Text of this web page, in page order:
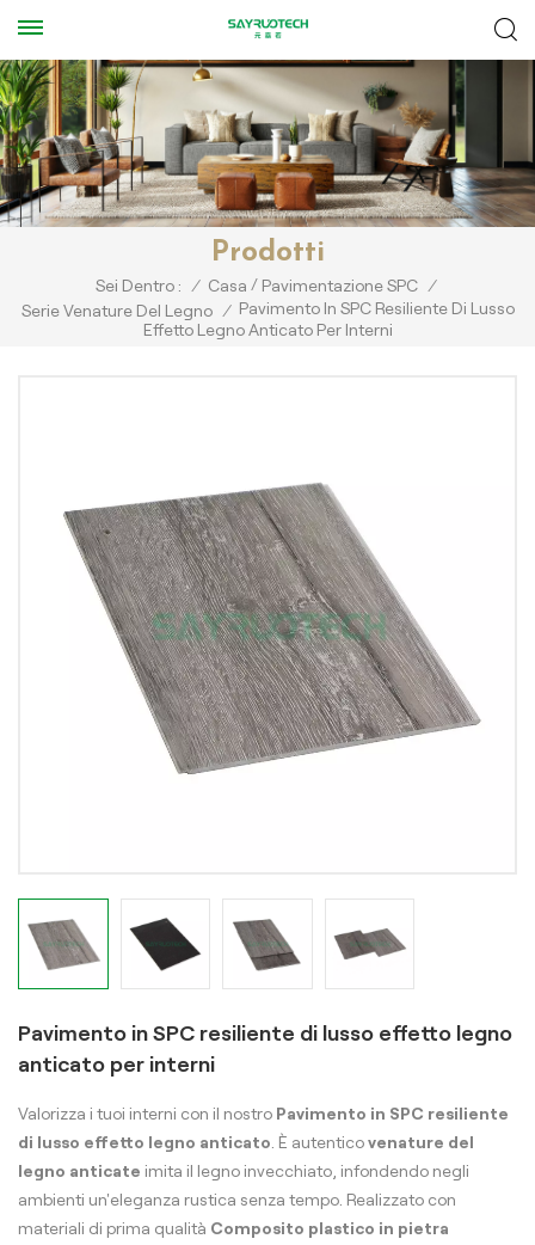
Prodotti
Sei Dentro : / Casa / Pavimentazione SPC /
Serie Venature Del Legno / Pavimento In SPC Resiliente Di Lusso
Effetto Legno Anticato Per Interni
Pavimento in SPC resiliente di lusso effetto legno
anticato per interni
Valorizza i tuoi interni con il nostro Pavimento in SPC resiliente
di lusso effetto legno anticato . È autenticovenature del
legno anticate imita il legno invecchiato, infondendo negli
ambienti un'eleganza rustica senza tempo. Realizzato con
materiali di prima qualità Composito plastico in pietra